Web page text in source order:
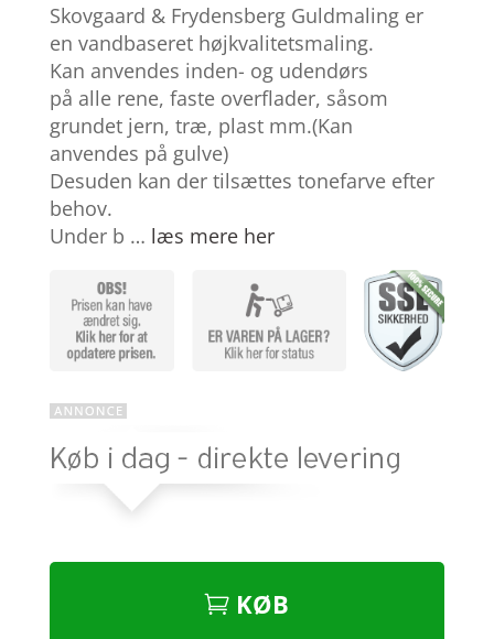
ud af 5
baseret på
kundebedø
mmelser
Skovgaard & Frydensberg Guldmaling er
en vandbaseret højkvalitetsmaling.
Kan anvendes inden- og udendørs
på alle rene, faste overflader, såsom
grundet jern, træ, plast mm.(Kan
anvendes på gulve)
Desuden kan der tilsættes tonefarve efter
behov.
Under b … læs mere her
KØB